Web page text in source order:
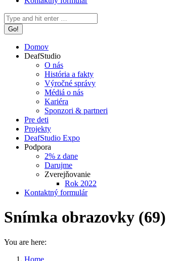
Search:
Domov
DeafStudio
O nás
História a fakty
Výročné správy
Médiá o nás
Kariéra
Sponzori & partneri
Pre deti
Projekty
DeafStudio Expo
Podpora
2% z dane
Darujme
Zverejňovanie
Rok 2022
Kontaktný formulár
Snímka obrazovky (69)
You are here:
Home